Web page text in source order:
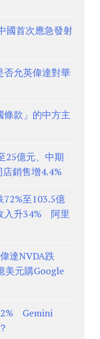
國首次應急發射
否允英偉達對華
條款」的中方主
25億元、中期
銷售增4.4%
72%至103.5億
入升34% 阿里
達NVDA跌
元購Google
2% Gemini